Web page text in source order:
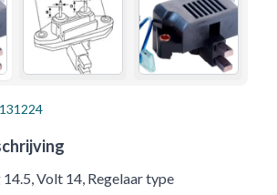
131224
Volt 14, Regelaar type